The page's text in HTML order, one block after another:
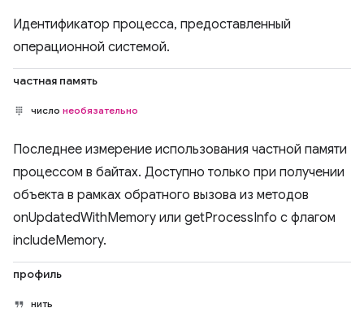
Идентификатор процесса, предоставленный
операционной системой.
частная память
число необязательно
Последнее измерение использования частной памяти
процессом в байтах. Доступно только при получении
объекта в рамках обратного вызова из методов
onUpdatedWithMemory или getProcessInfo с флагом
includeMemory.
профиль
нить